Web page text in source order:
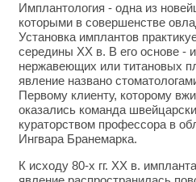
Имплантология - одна из
которыми в совершенстве
Установка имплантов
середины XX в. В его основе -
нержавеющих или титановых
явление названо
Первому клиенту, которому
оказались команда
кураторством профессора в
Ингвара Бранемарка.
К исходу 80-х гг. XX в.